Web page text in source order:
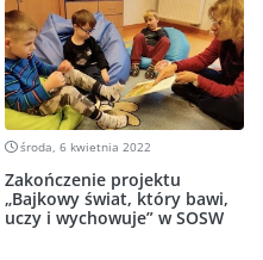
środa, 6 kwietnia 2022
Zakończenie projektu
„Bajkowy świat, który bawi,
uczy i wychowuje” w SOSW